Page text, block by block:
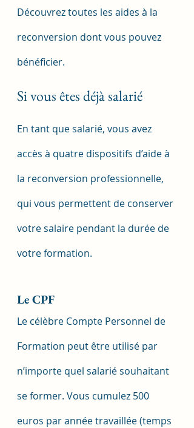
Découvrez toutes les aides à la
reconversion dont vous pouvez
bénéficier.
Si vous êtes déjà salarié
En tant que salarié, vous avez
accès à quatre dispositifs d’aide à
la reconversion professionnelle,
qui vous permettent de conserver
votre salaire pendant la durée de
votre formation.
Le CPF
Le célèbre Compte Personnel de
Formation peut être utilisé par
n’importe quel salarié souhaitant
se former. Vous cumulez 500
euros par année travaillée (temps